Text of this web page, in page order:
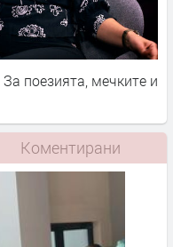
поезията, мечките и
Коментирани